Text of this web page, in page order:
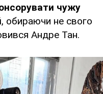
чужу
, обираючи не свого
Андре Тан.